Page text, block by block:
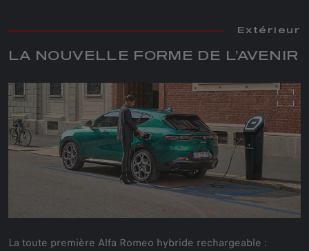
Extérieur
LA NOUVELLE FORME DE L’AVENIR
La toute première Alfa Romeo hybride rechargeable :
Extérieur